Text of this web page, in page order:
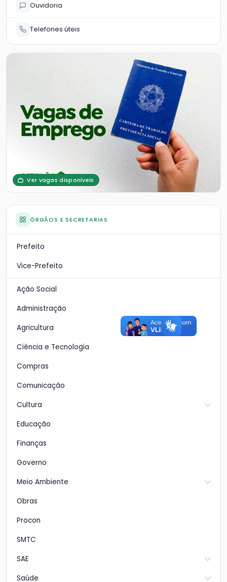
Ouvidoria
Telefones úteis
Ver vagas disponíveis
ÓRGÃOS E SECRETARIAS
Prefeito
Vice-Prefeito
Ação Social
Administração
Agricultura
Ciência e Tecnologia
Compras
Comunicação
Cultura
Educação
Finanças
Governo
Meio Ambiente
Obras
Procon
SMTC
SAE
Saúde